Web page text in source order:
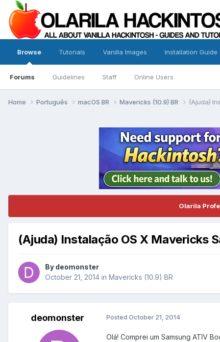
Browse
Forums Guidelines Staff Online Users
Tutorials Vanilla Images Installation Guide
Home Português macOS BR Mavericks (10.9) BR (Ajuda)
Olarila
(Ajuda) Instalação OS X Mavericks
By deomonster
October 21, 2014 in Mavericks (10.9) BR
deomonster Posted October 21, 2014
Olá! Comprei um Samsung ATIV